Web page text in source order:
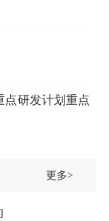
点研发计划重点
更多>